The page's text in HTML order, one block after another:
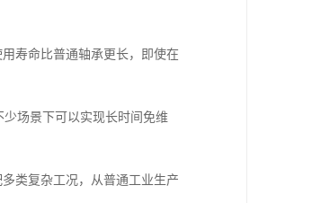
寿命比普通轴承更长，即使在
场景下可以实现长时间免维
类复杂工况，从普通工业生产